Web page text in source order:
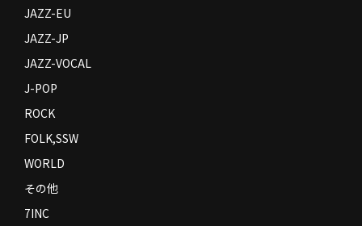
JAZZ-EU
JAZZ-JP
JAZZ-VOCAL
J-POP
ROCK
FOLK,SSW
WORLD
その他
7INC